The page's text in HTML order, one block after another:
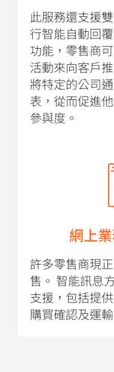
此服務還支援
行智能自動回
功能，零售商
活動來向客戶
將特定的公司
表，從而促進
參與度。
網上
許多零售商現
售。 智能訊息
支援，包括提
購買確認及運